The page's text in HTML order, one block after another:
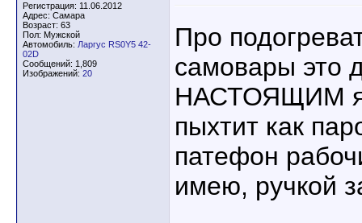
Регистрация: 11.06.2012
Адрес: Самара
Возраст: 63
Пол: Мужской
Автомобиль: Ларгус RS0Y5 42-
02D
Сообщений: 1,809
Изображений: 20
Про
самовары это
НАСТОЯЩИМ я
пыхтит как
патефон
имею, ручкой